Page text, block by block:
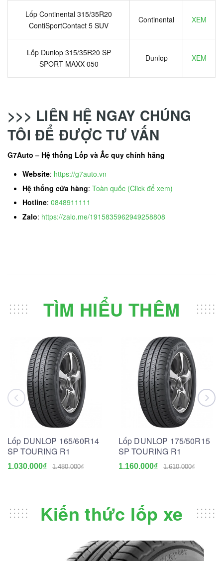
Lốp Continental 315/35R20
ContiSportContact 5 SUV
Continental XEM
Lốp Dunlop 315/35R20 SP
SPORT MAXX 050
Dunlop XEM
>>> LIÊN HỆ NGAY CHÚNG
TÔI ĐỂ ĐƯỢC TƯ VẤN
G7Auto – Hệ thống Lốp và Ắc quy chính hãng
Website: https://g7auto.vn
Hệ thống cửa hàng: Toàn quốc (Click để xem)
Hotline: 0848911111
Zalo: https://zalo.me/1915835962949258808
TÌM HIỂU THÊM
Lốp DUNLOP 165/60R14
SP TOURING R1
1.030.000₫ 1.480.000₫
Lốp DUNLOP 175/50R15
SP TOURING R1
1.160.000₫ 1.610.000₫
Kiến thức lốp xe